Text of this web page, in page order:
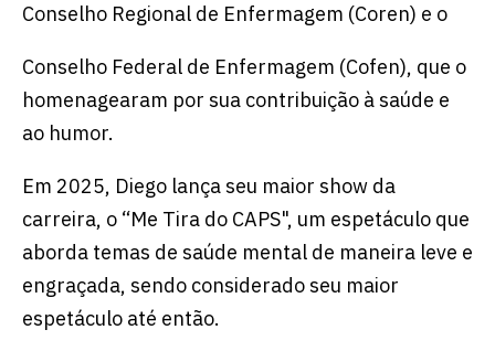
Conselho Regional de Enfermagem (Coren) e o
Conselho Federal de Enfermagem (Cofen), que o
homenagearam por sua contribuição à saúde e
ao humor.
Em 2025, Diego lança seu maior show da
carreira, o “Me Tira do CAPS", um espetáculo que
aborda temas de saúde mental de maneira leve e
engraçada, sendo considerado seu maior
espetáculo até então.
Escolha a vaga que você
quer concorrer: